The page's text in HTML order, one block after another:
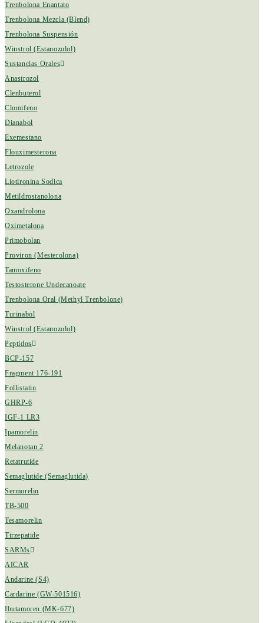
Trenbolona Enantato
Trenbolona Mezcla (Blend)
Trenbolona Suspensión
Winstrol (Estanozolol)
Sustancias Orales
Anastrozol
Clenbuterol
Clomifeno
Dianabol
Exemestano
Flouximesterona
Letrozole
Liotironina Sodica
Metildrostanolona
Oxandrolona
Oximetalona
Primobolan
Proviron (Mesterolona)
Tamoxifeno
Testosterone Undecanoate
Trenbolona Oral (Methyl Trenbolone)
Turinabol
Winstrol (Estanozolol)
Peptidos
BCP-157
Fragment 176-191
Follistatin
GHRP-6
IGF-1 LR3
Ipamorelin
Melanotan 2
Retatrutide
Semaglutide (Semaglutida)
Sermorelin
TB-500
Tesamorelin
Tirzepatide
SARMs
AICAR
Andarine (S4)
Cardarine (GW-501516)
Ibutamoren (MK-677)